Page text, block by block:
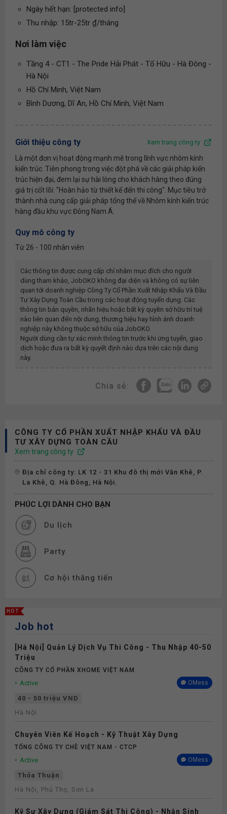
Ngày hết hạn: [protected info]
Thu nhập: 15tr-25tr ₫/tháng
Nơi làm việc
Tầng 4 - CT1 - The Pride Hải Phát - Tố Hữu - Hà Đông -
Hà Nội
Hồ Chí Minh, Việt Nam
Bình Dương, Dĩ An, Hồ Chí Minh, Việt Nam
Giới thiệu công ty Xem trang công ty
Là một đơn vị hoạt động mạnh mẽ trong lĩnh vực nhôm kính
kiến trúc. Tiên phong trong việc đột phá về các giải pháp kiến
trúc hiện đại, đem lại sự hài lòng cho khách hàng theo đúng
giá trị cốt lõi: "Hoàn hảo từ thiết kế đến thi công". Mục tiêu trở
thành nhà cung cấp giải pháp tổng thể về Nhôm kính kiến trúc
hàng đầu khu vực Đông Nam Á.
Quy mô công ty
Từ 26 - 100 nhân viên
Các thông tin được cung cấp chỉ nhằm mục đích cho người
dùng tham khảo, JobOKO không đại diện và không có sự liên
quan tới doanh nghiệp Công Ty Cổ Phần Xuất Nhập Khẩu Và Đầu
Tư Xây Dựng Toàn Cầu trong các hoạt động tuyển dụng. Các
thông tin bản quyền, nhãn hiệu hoặc bất kỳ quyền sở hữu trí tuệ
nào liên quan đến nội dung, thương hiệu hay hình ảnh doanh
nghiệp này không thuộc sở hữu của JobOKO.
Người dùng cần tự xác minh thông tin trước khi ứng tuyển, giao
dịch hoặc đưa ra bất kỳ quyết định nào dựa trên các nội dung
này.
Chia sẻ:
CÔNG TY CỔ PHẦN XUẤT NHẬP KHẨU VÀ ĐẦU
TƯ XÂY DỰNG TOÀN CẦU
Xem trang công ty
Địa chỉ công ty: LK 12 - 31 Khu đô thị mới Văn Khê, P.
La Khê, Q. Hà Đông, Hà Nội.
PHÚC LỢI DÀNH CHO BẠN
Du lịch
Party
Cơ hội thăng tiến
Thưởng
HOT
Job hot
[Hà Nội] Quản Lý Dịch Vụ Thi Công - Thu Nhập 40-50
Triệu
CÔNG TY CỔ PHẦN XHOME VIỆT NAM
Active OMess
40 - 50 triệu VND
Hà Nội
Chuyên Viên Kế Hoạch - Kỹ Thuật Xây Dựng
TỔNG CÔNG TY CHÈ VIỆT NAM - CTCP
Active OMess
Thỏa Thuận
Hà Nội, Phú Thọ, Sơn La
Kỹ Sư Xây Dựng (Giám Sát Thi Công) - Nhận Sinh